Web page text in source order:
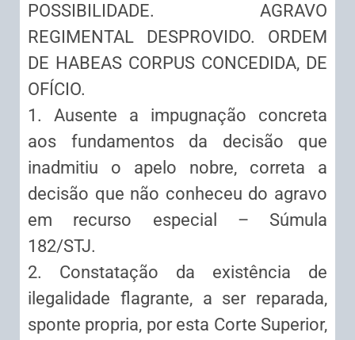
POSSIBILIDADE. AGRAVO
REGIMENTAL DESPROVIDO. ORDEM
DE HABEAS CORPUS CONCEDIDA, DE
OFÍCIO.
1. Ausente a impugnação concreta
aos fundamentos da decisão que
inadmitiu o apelo nobre, correta a
decisão que não conheceu do agravo
em recurso especial – Súmula
182/STJ.
2. Constatação da existência de
ilegalidade flagrante, a ser reparada,
sponte propria, por esta Corte Superior,